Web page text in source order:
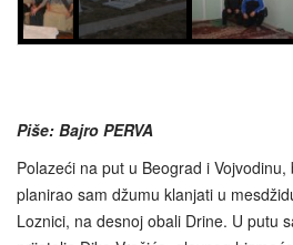
Piše: Bajro PERVA
Polazeći na put u Beograd i
planirao sam džumu klanjati u
Loznici, na desnoj obali Drine. U putu